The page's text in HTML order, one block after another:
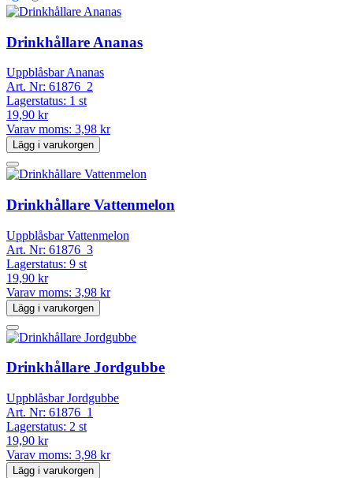
Drinkhållare Ananas
Uppblåsbar Ananas
Art. Nr: 61876_2
Lagerstatus: 1 st
19,90 kr
Varav moms: 3,98 kr
Lägg i varukorgen
Drinkhållare Vattenmelon
Uppblåsbar Vattenmelon
Art. Nr: 61876_3
Lagerstatus: 9 st
19,90 kr
Varav moms: 3,98 kr
Lägg i varukorgen
Drinkhållare Jordgubbe
Uppblåsbar Jordgubbe
Art. Nr: 61876_1
Lagerstatus: 2 st
19,90 kr
Varav moms: 3,98 kr
Lägg i varukorgen